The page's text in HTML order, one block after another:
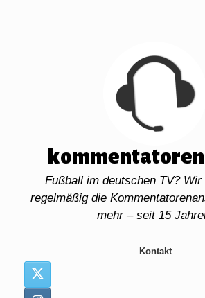
Fußball im deutschen TV?
regelmäßig die
mehr – seit 15
Kontakt